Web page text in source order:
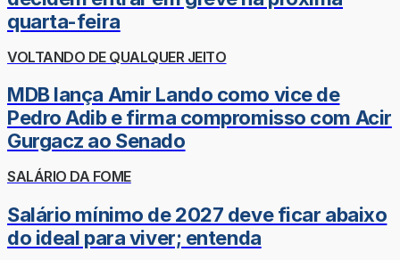
quarta-feira
VOLTANDO DE QUALQUER JEITO
MDB lança Amir Lando como vice de
Pedro Adib e firma compromisso com Acir
Gurgacz ao Senado
SALÁRIO DA FOME
Salário mínimo de 2027 deve ficar abaixo
do ideal para viver; entenda